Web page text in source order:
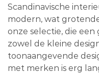
Scandinavische
modern, wat
onze selectie, die een
zowel de kleine
toonaangevende
met merken is erg